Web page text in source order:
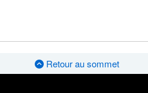
Retour au sommet